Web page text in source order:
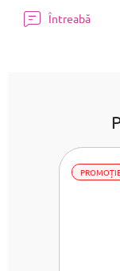
Întreabă
PROMOȚIE